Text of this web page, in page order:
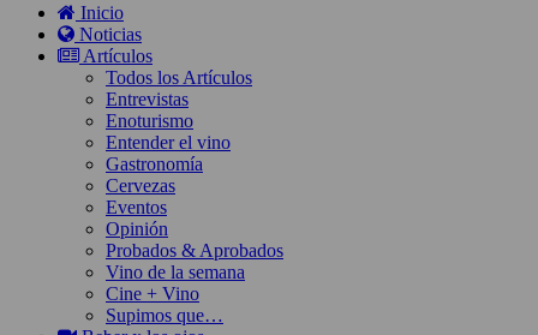
Inicio
Noticias
Artículos
Todos los Artículos
Entrevistas
Enoturismo
Entender el vino
Gastronomía
Cervezas
Eventos
Opinión
Probados & Aprobados
Vino de la semana
Cine + Vino
Supimos que…